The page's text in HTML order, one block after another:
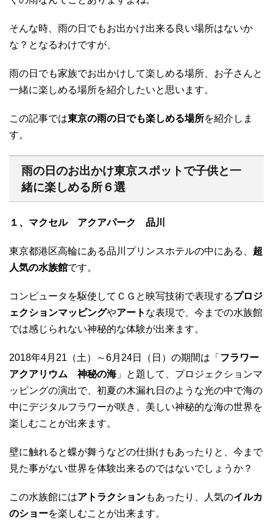
そんな時、雨の日でもお出かけ出来る良い場所はないか
な？となるわけですが、
雨の日でも家族でお出かけして楽しめる場所、お子さんと
一緒に楽しめる場所を紹介したいと思います。
この記事では東京の雨の日でも楽しめる場所を紹介しま
す。
雨の日のお出かけ東京スポットで子供と一
緒に楽しめる所６選
１、マクセル アクアパーク 品川
東京都港区高輪にある品川プリンスホテルの中にある、 超
人気の水族館です。
コンピュータを駆使してＣＧと映写技術で表現するプロジ
ェクションマッピングやアート な表現で、今までの水族館
では感じられない神秘的な体験が出来ます。
2018年4月21（土）～6月24日（日）の期間は「 フラワー
アクアリウム 神秘の海」と題して、プロジェクションマ
ッピングの演出で、初夏の木漏れ日のような光の中で海の
中にデジタルフラワーが咲き、美しい神秘的な海の世界を
楽しむことが出来ます。
壁に触れると蝶が舞うなどの仕掛けもあったりと、今まで
見た事がない世界を体験出来るのではないでしょうか？
この水族館にはアトラクションもあったり、人気のイルカ
のショーを楽しむことが出来ます。